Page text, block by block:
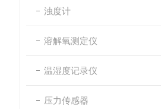
浊度计
溶解氧测定仪
温湿度记录仪
压力传感器